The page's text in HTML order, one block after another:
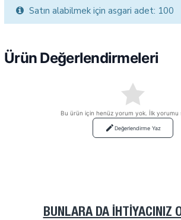
Satın alabilmek için asgari adet: 100
Ürün Değerlendirmeleri
Bu ürün için henüz yorum yok. İlk yorumu
Değerlendirme Yaz
BUNLARA DA İHTIYACINIZ